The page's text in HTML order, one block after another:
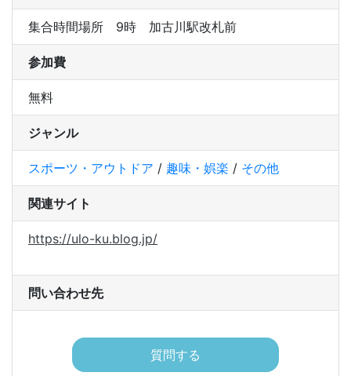
集合時間場所 9時 加古川駅改札前
参加費
無料
ジャンル
スポーツ・アウトドア / 趣味・娯楽 / その他
関連サイト
https://ulo-ku.blog.jp/
問い合わせ先
質問する